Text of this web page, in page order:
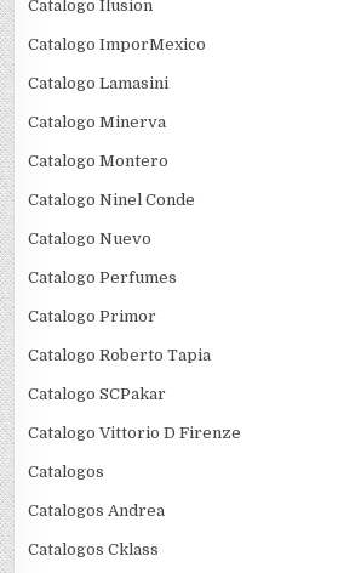
Catalogo Ilusion
Catalogo ImporMexico
Catalogo Lamasini
Catalogo Minerva
Catalogo Montero
Catalogo Ninel Conde
Catalogo Nuevo
Catalogo Perfumes
Catalogo Primor
Catalogo Roberto Tapia
Catalogo SCPakar
Catalogo Vittorio D Firenze
Catalogos
Catalogos Andrea
Catalogos Cklass